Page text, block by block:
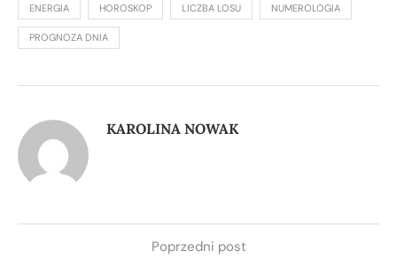
ENERGIA HOROSKOP LICZBA LOSU NUMEROLOGIA
PROGNOZA DNIA
KAROLINA NOWAK
Poprzedni post